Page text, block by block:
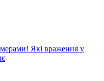
Які враження у